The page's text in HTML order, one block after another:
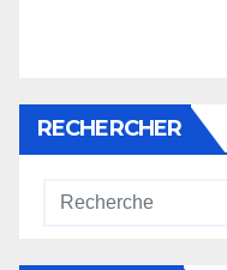
RECHERCHER